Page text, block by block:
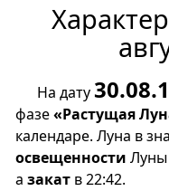
На дату
фазе«Растущая
календаре. Луна в
освещенности Луны
а закат в 22:42.